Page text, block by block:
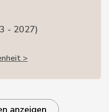
- 2027)
>
anzeigen